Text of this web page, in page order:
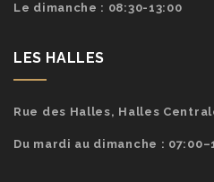
Le dimanche : 08:30-13:00
LES HALLES
Rue des Halles, Halles
Du mardi au dimanche :